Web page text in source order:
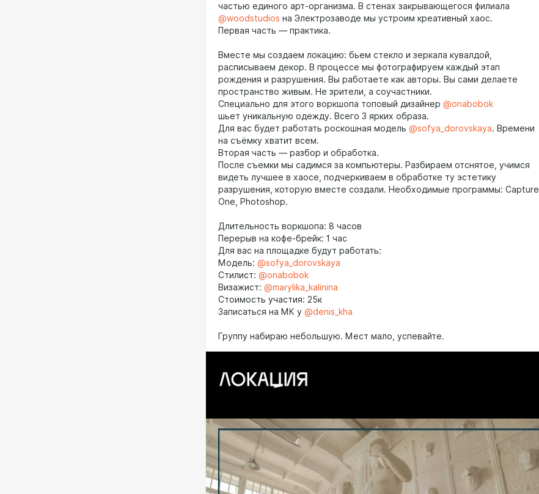
частью единого арт-организма. В стенах закрывающегося филиала
@woodstudios на Электрозаводе мы устроим креативный хаос.
Первая часть — практика.
Вместе мы создаем локацию: бьем стекло и зеркала кувалдой,
расписываем декор. В процессе мы фотографируем каждый этап
рождения и разрушения. Вы работаете как авторы. Вы сами делаете
пространство живым. Не зрители, а соучастники.
Специально для этого воркшопа топовый дизайнер @onabobok
шьет уникальную одежду. Всего 3 ярких образа.
Для вас будет работать роскошная модель @sofya_dorovskaya. Времени
на съёмку хватит всем.
Вторая часть — разбор и обработка.
После съемки мы садимся за компьютеры. Разбираем отснятое, учимся
видеть лучшее в хаосе, подчеркиваем в обработке ту эстетику
разрушения, которую вместе создали. Необходимые программы: Capture
One, Photoshop.
Длительность воркшопа: 8 часов
Перерыв на кофе-брейк: 1 час
Для вас на площадке будут работать:
Модель: @sofya_dorovskaya
Стилист: @onabobok
Визажист: @marylika_kalinina
Cтоимость участия: 25к
Записаться на МК у @denis_kha
Группу набираю небольшую. Мест мало, успевайте.